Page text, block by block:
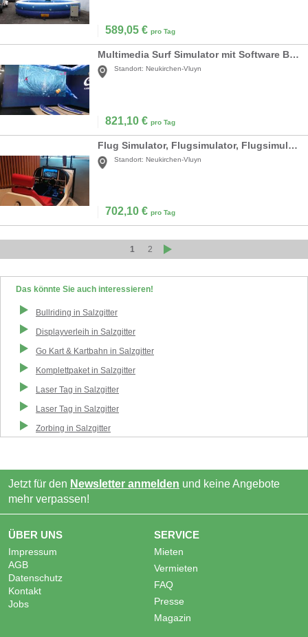
589,05 € pro Tag
Multimedia Surf Simulator mit Software Branding!!! (Surfsimulator )
Standort: Neukirchen-Vluyn
821,10 € pro Tag
Flug Simulator, Flugsimulator, Flugsimulation auch mit VR Brille (HTC Vive) Virtual Reality verfügbar!
Standort: Neukirchen-Vluyn
702,10 € pro Tag
1 2
Das könnte Sie auch interessieren!
Bullriding in Salzgitter
Displayverleih in Salzgitter
Go Kart & Kartbahn in Salzgitter
Komplettpaketin Salzgitter
Laser Tag in Salzgitter
Laser Tag in Salzgitter
Zorbing in Salzgitter
Jetzt für den Newsletter anmelden und keine Angebote
mehr verpassen!
ÜBER UNS
Impressum
AGB
Datenschutz
Kontakt
Jobs
SERVICE
Mieten
Vermieten
FAQ
Presse
Magazin